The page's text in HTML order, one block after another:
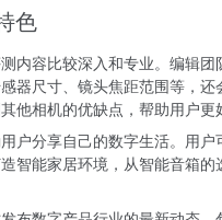
色
测内容比较深入和专业。编辑
器尺寸、镜头焦距范围等，
他相机的优缺点，帮助用户更
用户分享自己的数字生活。用
智能家居环境，从智能音箱